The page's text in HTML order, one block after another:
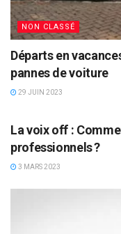
NON CLASSÉ
Départs en
pannes de voiture
29 JUIN 2023
La voix off :
professionnels ?
3 MARS 2023